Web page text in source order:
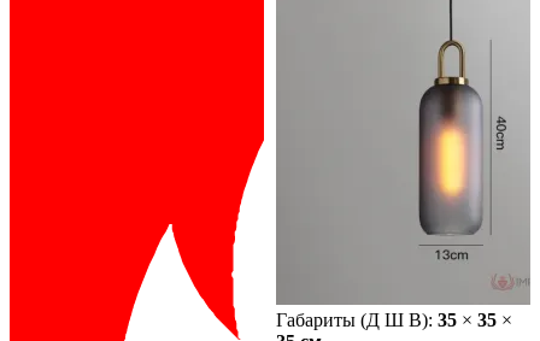
Габариты (Д Ш В): 35 × 35 ×